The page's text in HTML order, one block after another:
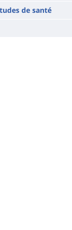
de santé